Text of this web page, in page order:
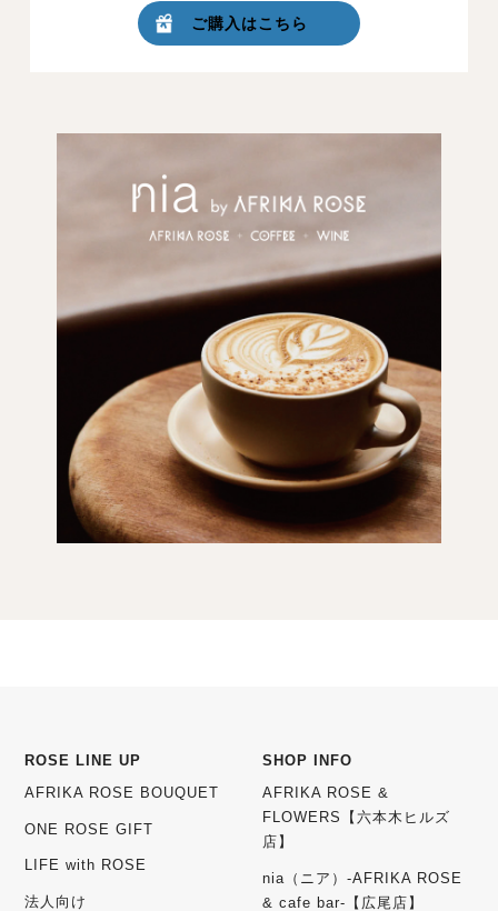
ご購入はこちら
ROSE LINE UP
AFRIKA ROSE BOUQUET
ONE ROSE GIFT
LIFE with ROSE
法人向け
SHOP INFO
AFRIKA ROSE &
FLOWERS【六本木ヒルズ
店】
nia（ニア）-AFRIKA ROSE
& cafe bar-【広尾店】